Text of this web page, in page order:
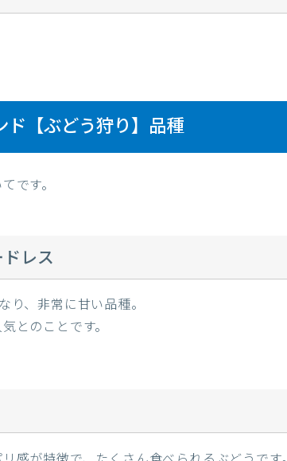
ド【ぶどう狩り】品種
です。
レス
り、非常に甘い品種。
とのことです。